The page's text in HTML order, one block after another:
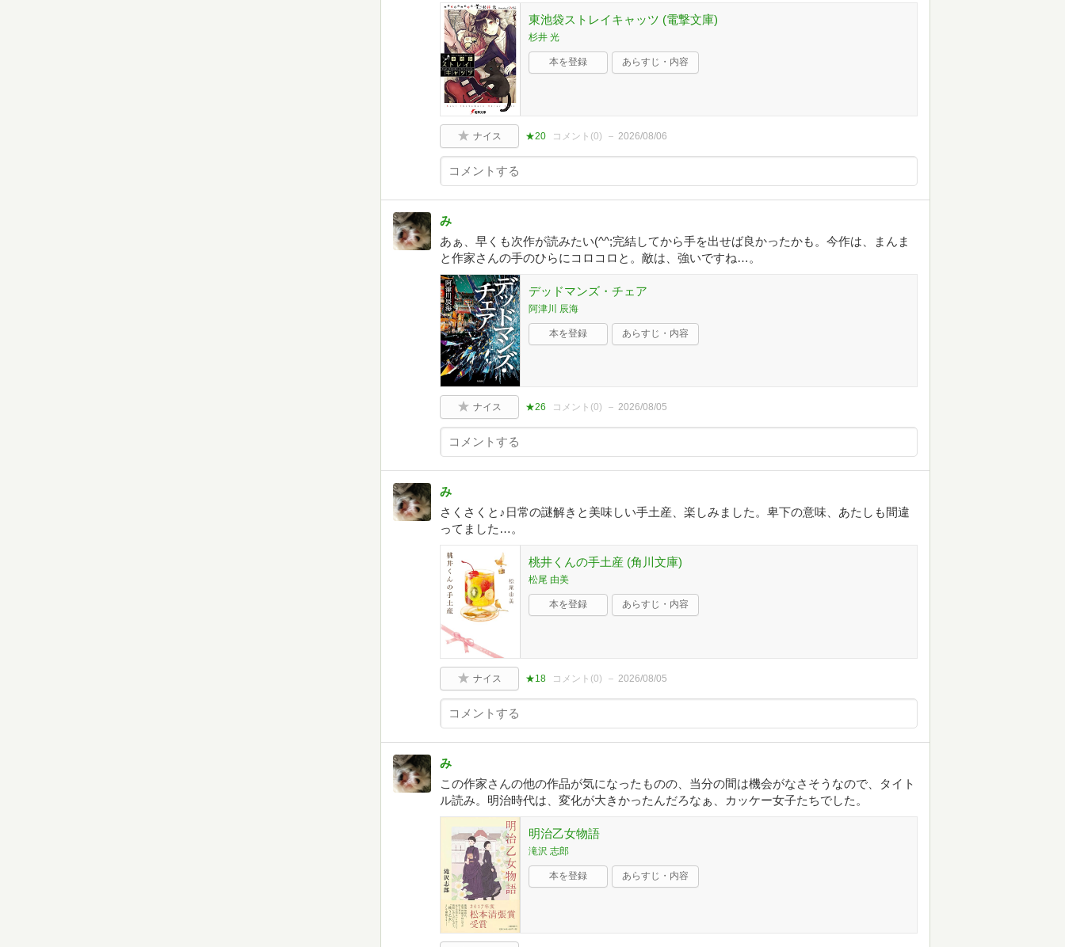
東池袋ストレイキャッツ (電撃文庫)
杉井 光
本を登録 あらすじ・内容
ナイス ★20 コメント(0) 2026/08/06
み
あぁ、早くも次作が読みたい(^^;完結してから手を出せば良かったかも。今作は、まんま
と作家さんの手のひらにコロコロと。敵は、強いですね…。
デッドマンズ・チェア
阿津川 辰海
本を登録 あらすじ・内容
ナイス ★26 コメント(0) 2026/08/05
み
さくさくと♪日常の謎解きと美味しい手土産、楽しみました。卑下の意味、あたしも間違
ってました…。
桃井くんの手土産 (角川文庫)
松尾 由美
本を登録 あらすじ・内容
ナイス ★18 コメント(0) 2026/08/05
み
この作家さんの他の作品が気になったものの、当分の間は機会がなさそうなので、タイト
ル読み。明治時代は、変化が大きかったんだろなぁ、カッケー女子たちでした。
明治乙女物語
滝沢 志郎
本を登録 あらすじ・内容